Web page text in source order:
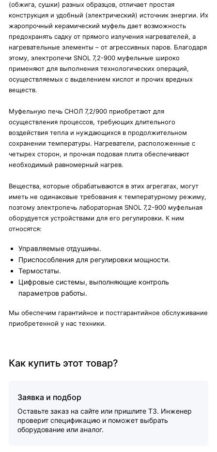
(обжига, сушки) разных образцов, отличает простая
конструкция и удобный (электрический) источник энергии. Их
жаропрочный керамический муфель дает возможность
предохранять садку от прямого излучения нагревателей, а
нагревательные элементы – от агрессивных паров. Благодаря
этому, электропечи SNOL 7,2-900 муфельные широко
применяют для выполнения технологических операций,
осуществляемых с выделением кислот и прочих вредных
веществ.
Муфельную печь СНОЛ 7,2/900 приобретают для
осуществления процессов, требующих длительного
воздействия тепла и нуждающихся в продолжительном
сохранении температуры. Нагреватели, расположенные с
четырех сторон, и прочная подовая плита обеспечивают
необходимый равномерный нагрев.
Вещества, которые обрабатываются в этих агрегатах, могут
иметь не одинаковые требования к температурному режиму,
поэтому электропечь лабораторная SNOL 7,2-900 муфельная
оборудуется устройствами для его регулировки. К ним
относятся:
Управляемые отдушины.
Приспособления для регулировки мощности.
Термостаты.
Цифровые системы, выполняющие контроль
параметров работы.
Мы обеспечим гарантийное и постгарантийное обслуживание
приобретенной у нас техники.
Как купить этот товар?
Заявка и подбор
Оставьте заказ на сайте или пришлите ТЗ. Инженер
проверит спецификацию и поможет выбрать
оборудование или аналог.